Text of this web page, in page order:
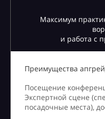
Максимум
и работа с
Преимущества
Посещение
Экспертной сцене
посадочные места),